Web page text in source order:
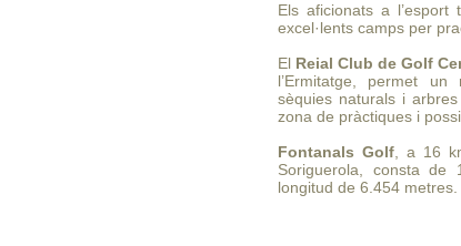
Els aficionats a
excel·lents camps per
El Reial Club de Golf
l’Ermitatge, permet
sèquies naturals i
zona de pràctiques i
Fontanals Golf, a 16
Soriguerola, consta
longitud de 6.454 metres.